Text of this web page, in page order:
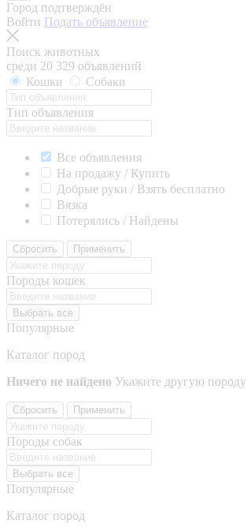
Город подтверждён
Войти Подать объявление
Поиск животных
среди 20 329 объявлений
Кошки
Собаки
Тип объявления
Все объявления
На продажу / Купить
Добрые руки / Взять бесплатно
Вязка
Потерялись / Найдены
Сбросить Применить
Породы кошек
Выбрать все
Популярные
Каталог пород
Ничего не найдено Укажите другую породу
Сбросить Применить
Породы собак
Выбрать все
Популярные
Каталог пород